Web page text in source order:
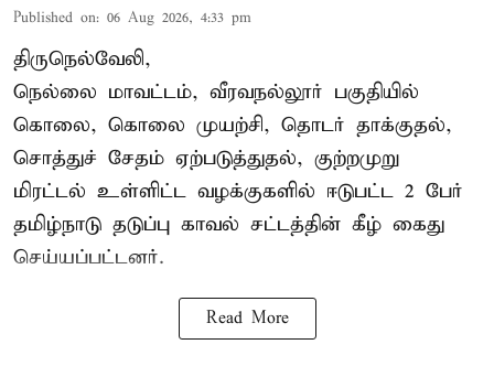
Published on: 06 Aug 2026, 4:33 pm
திருநெல்வேலி,
நெல்லை மாவட்டம், வீரவநல்லூர் பகுதியில்
கொலை, கொலை முயற்சி, தொடர் தாக்குதல்,
சொத்துச் சேதம் ஏற்படுத்துதல், குற்றமுறு
மிரட்டல் உள்ளிட்ட வழக்குகளில் ஈடுபட்ட 2 பேர்
தமிழ்நாடு தடுப்பு காவல் சட்டத்தின் கீழ் கைது
செய்யப்பட்டனர்.
Read More